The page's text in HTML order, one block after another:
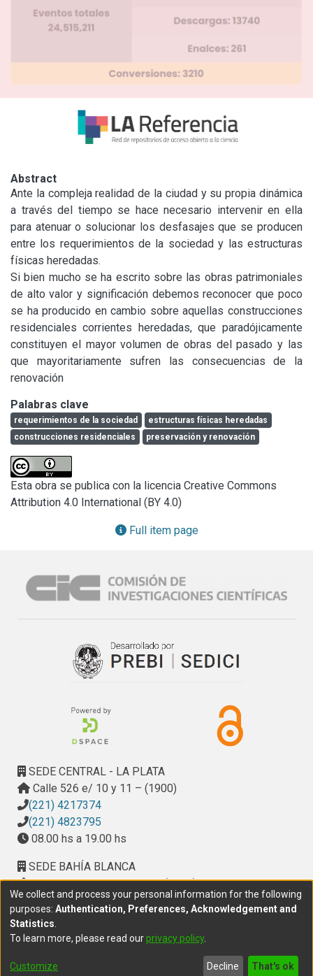
Abstract
Ante la compleja realidad de la ciudad y su propia dinámica
a través del tiempo se hace necesario intervenir en ella
para atenuar o solucionar los desfasajes que se producen
entre los requerimientos de la sociedad y las estructuras
físicas heredadas.
Si bien mucho se ha escrito sobre las obras patrimoniales
de alto valor y significación debemos reconocer que poco
se ha producido en cambio sobre aquellas construcciones
residenciales corrientes heredadas, que paradójicamente
constituyen el mayor volumen de obras del pasado y las
que mayoritariamente sufren las consecuencias de la
renovación
Palabras clave
requerimientos de la sociedad
estructuras físicas heredadas
construcciones residenciales
preservación y renovación
Esta obra se publica con la licencia Creative Commons
Attribution 4.0 International (BY 4.0)
Full item page
SEDE CENTRAL - LA PLATA
Calle 526 e/ 10 y 11 – (1900)
(221) 4217374
(221) 4823795
08.00 hs a 19.00 hs
SEDE BAHÍA BLANCA
Calle Ciudad de Cali 320 – (8000). Universidad
Provincial del Sudoeste (UPSO)
(291) 459 2550, interno 147
10.00 h a 14.00 h
We collect and process your personal information for the following
purposes: Authentication, Preferences, Acknowledgement and
Statistics
To learn more, please read ourprivacy policy.
Customize Decline That's ok